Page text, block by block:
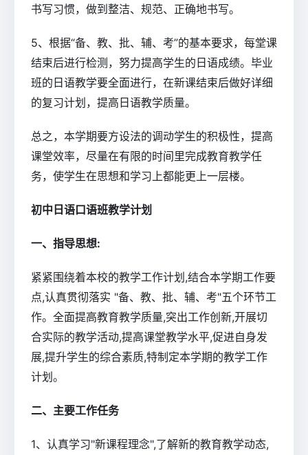
书写习惯，做到整洁、规范、正确地书写。
5、根据“备、教、批、辅、考”的基本要求，每堂课
结束后进行检测，努力提高学生的日语成绩。毕业
班的日语教学要全面进行，在新课结束后做好详细
的复习计划，提高日语教学质量。
总之，本学期要方设法的调动学生的积极性，提高
课堂效率，尽量在有限的时间里完成教育教学任
务，使学生在思想和学习上都能更上一层楼。
初中日语口语班教学计划
一、指导思想:
紧紧围绕着本校的教学工作计划,结合本学期工作要
点,认真贯彻落实 "备、教、批、辅、考"五个环节工
作。全面提高教育教学质量,突出工作创新,开展切
合实际的教学活动,提高课堂教学水平,促进自身发
展,提升学生的综合素质,特制定本学期的教学工作
计划。
二、主要工作任务
1、认真学习"新课程理念",了解新的教育教学动态,